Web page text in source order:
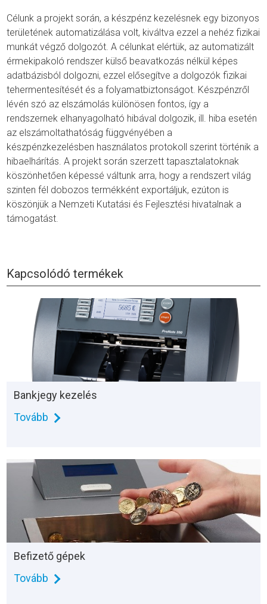
Célunk a projekt során, a készpénz kezelésnek egy bizonyos
területének automatizálása volt, kiváltva ezzel a nehéz fizikai
munkát végző dolgozót. A célunkat elértük, az automatizált
érmekipakoló rendszer külső beavatkozás nélkül képes
adatbázisból dolgozni, ezzel elősegítve a dolgozók fizikai
tehermentesítését és a folyamatbiztonságot. Készpénzről
lévén szó az elszámolás különösen fontos, így a
rendszernek elhanyagolható hibával dolgozik, ill. hiba esetén
az elszámoltathatóság függvényében a
készpénzkezelésben használatos protokoll szerint történik a
hibaelhárítás. A projekt során szerzett tapasztalatoknak
köszönhetően képessé váltunk arra, hogy a rendszert világ
szinten fél dobozos termékként exportáljuk, ezúton is
köszönjük a Nemzeti Kutatási és Fejlesztési hivatalnak a
támogatást.
Kapcsolódó termékek
Bankjegy kezelés
Tovább
Befizető gépek
Tovább